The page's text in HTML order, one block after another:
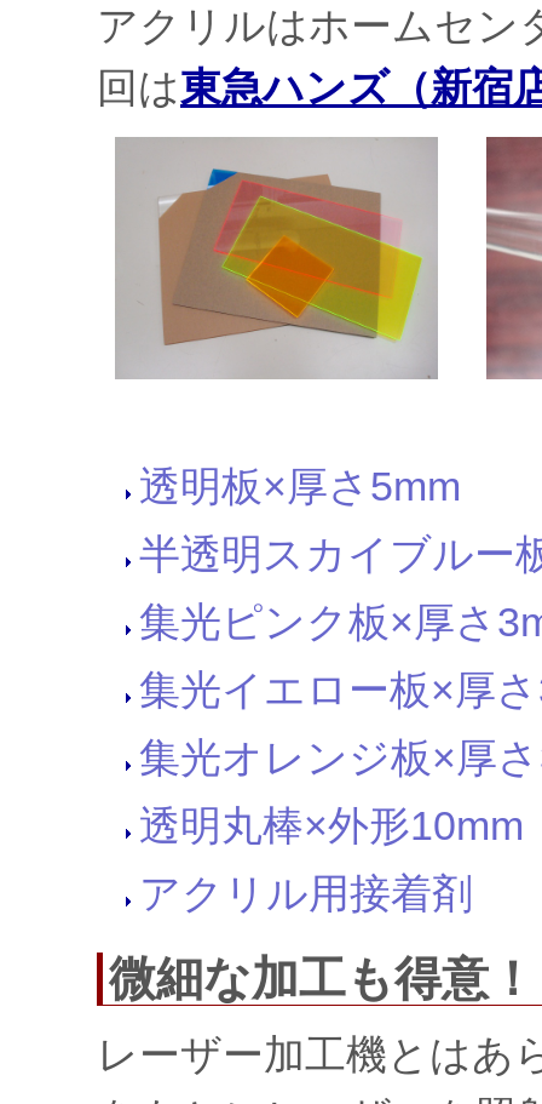
アクリルはホームセン
回は東急ハンズ（新宿
透明板×厚さ5mm
半透明スカイブルー
集光ピンク板×厚さ
集光イエロー板×厚
集光オレンジ板×厚
透明丸棒×外形10mm
アクリル用接着剤
微細な加工も得意
レーザー加工機とはあ